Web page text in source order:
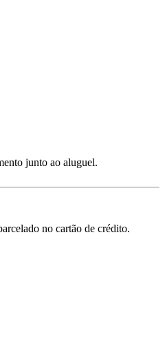
junto ao aluguel.
no cartão de crédito.